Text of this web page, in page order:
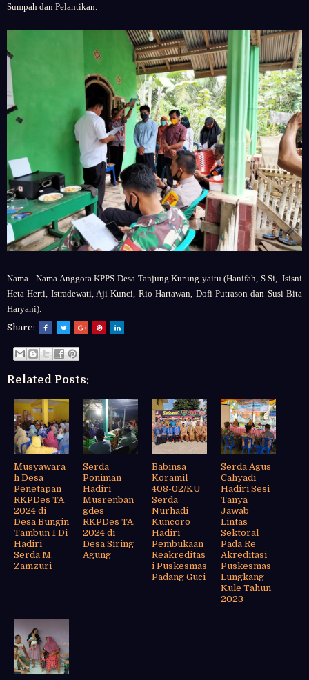
Sumpah dan Pelantikan.
Nama - Nama Anggota KPPS Desa Tanjung Kurung yaitu (Hanifah, S.Si, Isisni
Heta Herti, Istradewati, Aji Kunci, Rio Hartawan, Dofi Putrason dan Susi Bita
Haryani).
Share:
Related Posts:
Musyawara
h Desa
Penetapan
RKPDes TA
2024 di
Desa Bungin
Tambun 1 Di
Hadiri
Serda M.
Zamzuri
Serda
Poniman
Hadiri
Musrenban
gdes
RKPDes TA.
2024 di
Desa Siring
Agung
Babinsa
Koramil
408-02/KU
Serda
Nurhadi
Kuncoro
Hadiri
Pembukaan
Reakreditas
i Puskesmas
Padang Guci
Serda Agus
Cahyadi
Hadiri Sesi
Tanya
Jawab
Lintas
Sektoral
Pada Re
Akreditasi
Puskesmas
Lungkang
Kule Tahun
2023